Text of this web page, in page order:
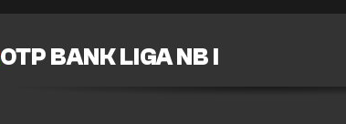
OTP BANK LIGA NB I